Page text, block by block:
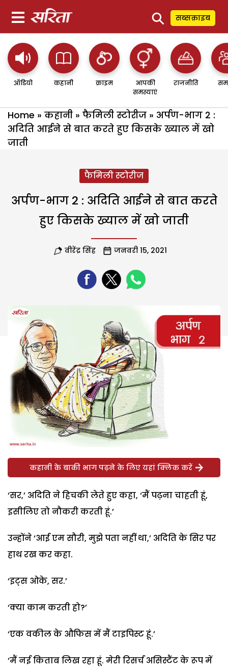
⚲ सब्सक्राइब
ऑडियो कहानी क्राइम
आपकी
समस्याएं
राजनीति
Home » कहानी » फैमिली स्टोरीज » अर्पण-भाग 2 :
अदिति आईने से बात करते हुए किसके ख्याल में खो
जाती
फैमिली स्टोरीज
अर्पण-भाग 2 : अदिति आईने से बात करते
हुए किसके ख्याल में खो जाती
वीरेंद्र सिंह जनवरी 15, 2021
कहानी के बाकी भाग पढ़ने के लिए यहां क्लिक करें
‘सर,’ अदिति ने हिचकी लेते हुए कहा, ‘मैं पढ़ना चाहती हूं,
इसीलिए तो नौकरी करती हूं.’
उन्होंने ‘आई एम सौरी, मुझे पता नहीं था,’ अदिति के सिर पर
हाथ रख कर कहा.
‘इट्स ओके, सर.’
‘क्या काम करती हो?’
‘एक वकील के औफिस में मैं टाइपिस्ट हूं.’
‘मैं नई किताब लिख रहा हूं. मेरी रिसर्च असिस्टैंट के रूप में